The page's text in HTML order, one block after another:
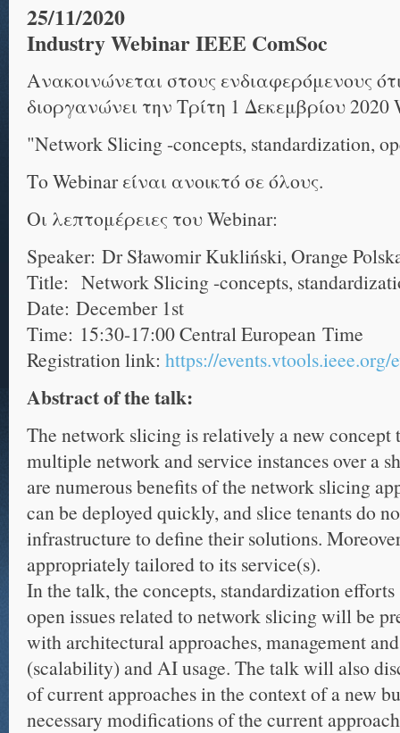
25/11/2020
Industry Webinar IEEE ComSoc
Ανακοινώνεται στους ενδιαφερόμενους
διοργανώνει την Τρίτη 1 Δεκεμβρίου 2020
"Network Slicing -concepts, standardization,
Το Webinar είναι ανοικτό σε όλους.
Οι λεπτομέρειες του Webinar:
Speaker: Dr Sławomir Kukliński, Orange
Title: Network Slicing -concepts,
Date: December 1st
Time: 15:30-17:00 Central European Time
Registration link: https://
Abstract of the talk:
The network slicing is relatively a new
multiple network and service instances over a
are numerous benefits of the network slicing
can be deployed quickly, and slice tenants do
infrastructure to define their solutions.
appropriately tailored to its service(s).
In the talk, the concepts, standardization
open issues related to network slicing will be
with architectural approaches, management
(scalability) and AI usage. The talk will also
of current approaches in the context of a new
necessary modifications of the current